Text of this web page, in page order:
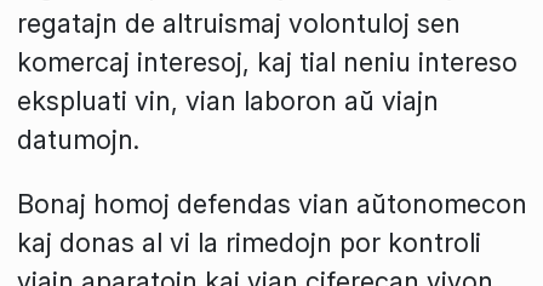
regatajn de altruismaj volontuloj sen
komercaj interesoj, kaj tial neniu intereso
ekspluati vin, vian laboron aŭ viajn
datumojn.
Bonaj homoj defendas vian aŭtonomecon
kaj donas al vi la rimedojn por kontroli